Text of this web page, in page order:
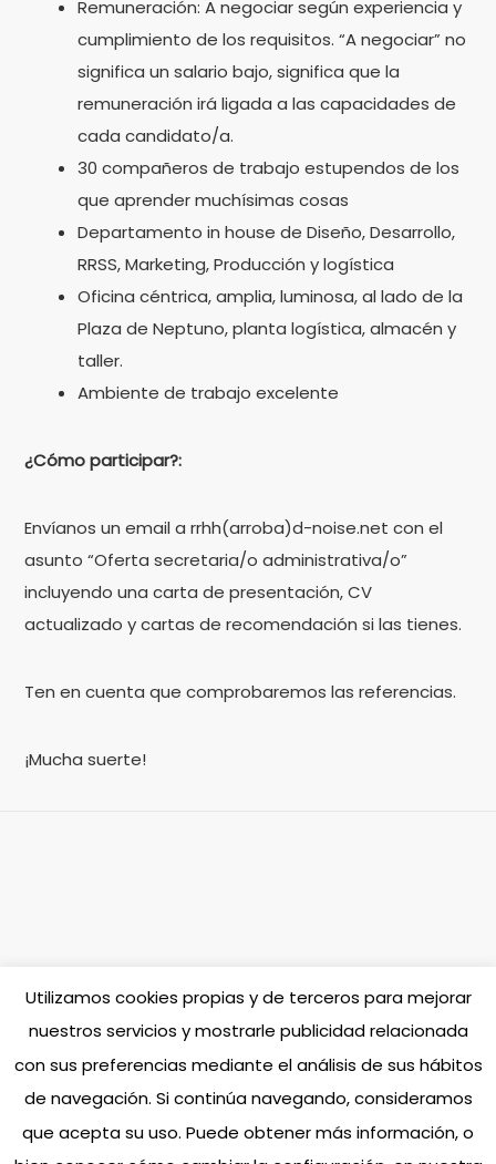
Remuneración: A negociar según experiencia y
cumplimiento de los requisitos. “A negociar” no
significa un salario bajo, significa que la
remuneración irá ligada a las capacidades de
cada candidato/a.
30 compañeros de trabajo estupendos de los
que aprender muchísimas cosas
Departamento in house de Diseño, Desarrollo,
RRSS, Marketing, Producción y logística
Oficina céntrica, amplia, luminosa, al lado de la
Plaza de Neptuno, planta logística, almacén y
taller.
Ambiente de trabajo excelente
¿Cómo participar?:
Envíanos un email arrhh(arroba)d-noise.net con el
asunto “Oferta secretaria/o administrativa/o”
incluyendo una carta de presentación, CV
actualizado y cartas de recomendación si las tienes.
Ten en cuenta que comprobaremos las referencias.
¡Mucha suerte!
Twitter Facebook Instagram
Linkedin
Ecosostenibilidad
dnoise 2024
dnoise 360 brave services. Madrid
C/ Calle de Arboleda Nº8, 28031 - Madrid (España) - Tel. 914 449 397 - dnoise Agencia de comunicación SL.
CIF: B84878545
Utilizamos cookies propias y de terceros para mejorar
nuestros servicios y mostrarle publicidad relacionada
con sus preferencias mediante el análisis de sus hábitos
de navegación. Si continúa navegando, consideramos
que acepta su uso. Puede obtener más información, o